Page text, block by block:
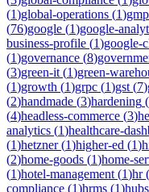
(1)global-operations (1)gmp
(76)google (1)google-
business-profile (1)google-
(1)governance (8)
(3)green-it (1)green-
(1)growth (1)grpc (1)gst (7)
(2)handmade (3)hardening (
(4)headless-commerce (3)
analytics (1)healthcare-
(1)hetzner(1)higher-ed (1)
(2)home-goods (1)home-
(1)hotel-management (1)hr(
compliance (1)hrms (1)